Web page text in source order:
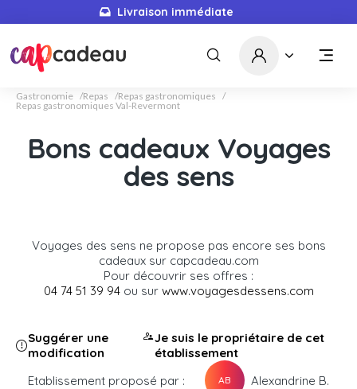
Livraison immédiate
Gastronomie Repas
Repas gastronomiques
Repas gastronomiques Val-Revermont
Bons cadeaux Voyages
des sens
Voyages des sens ne propose pas encore ses bons
cadeaux sur capcadeau.com
Pour découvrir ses offres :
04 74 51 39 94ou sur www.voyagesdessens.com
Suggérer une
modification
Je suis le propriétaire de cet
établissement
Etablissement proposé par :
AB Alexandrine B.